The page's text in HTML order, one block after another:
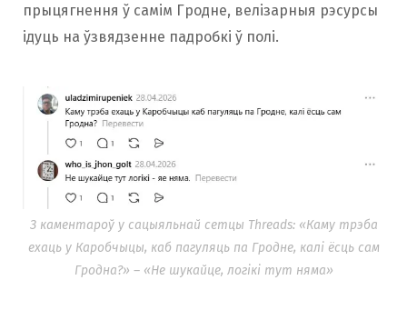
прыцягнення ў самім Гродне, велізарныя рэсурсы
ідуць на ўзвядзенне падробкі ў полі.
З каментароў у сацыяльнай сетцы Threads: «Каму трэба
ехаць у Каробчыцы, каб пагуляць па Гродне, калі ёсць сам
Гродна?» – «Не шукайце, логікі тут няма»